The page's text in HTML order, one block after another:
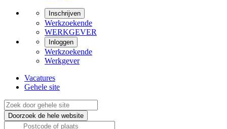
Inschrijven
Werkzoekende
WERKGEVER
Inloggen
Werkzoekende
Werkgever
Vacatures
Gehele site